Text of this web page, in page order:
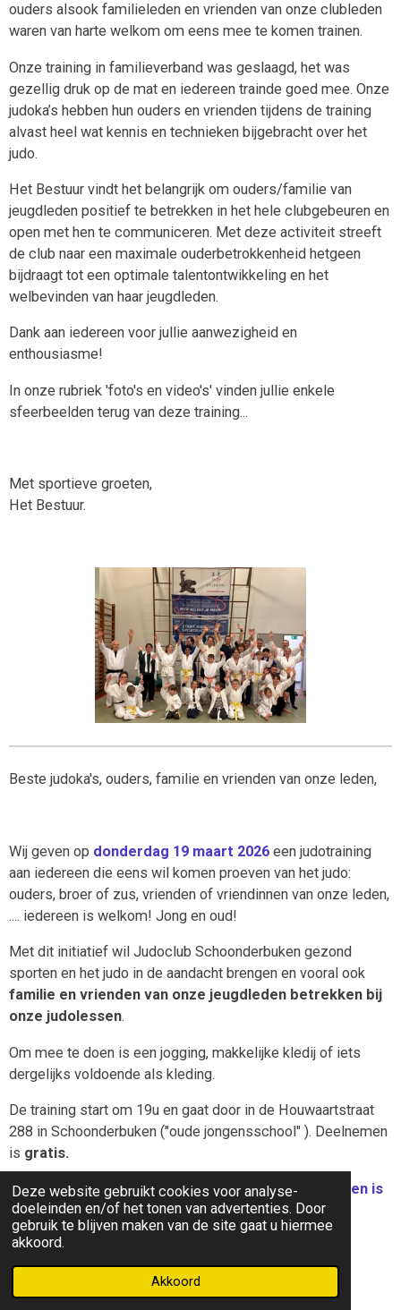
Deze website gebruikt cookies voor analyse-
doeleinden en/of het tonen van advertenties. Door
gebruik te blijven maken van de site gaat u hiermee
akkoord.
Akkoord
ouders alsook familieleden en vrienden van onze clubleden
waren van harte welkom om eens mee te komen trainen.
Onze training in familieverband was geslaagd, het was
gezellig druk op de mat en iedereen trainde goed mee. Onze
judoka’s hebben hun ouders en vrienden tijdens de training
alvast heel wat kennis en technieken bijgebracht over het
judo.
Het Bestuur vindt het belangrijk om ouders/familie van
jeugdleden positief te betrekken in het hele clubgebeuren en
open met hen te communiceren. Met deze activiteit streeft
de club naar een maximale ouderbetrokkenheid hetgeen
bijdraagt tot een optimale talentontwikkeling en het
welbevinden van haar jeugdleden.
Dank aan iedereen voor jullie aanwezigheid en
enthousiasme!
In onze rubriek 'foto's en video's' vinden jullie enkele
sfeerbeelden terug van deze training...
Met sportieve groeten,
Het Bestuur.
Beste judoka's, ouders, familie en vrienden van onze leden,
Wij geven op donderdag 19 maart 2026 een judotraining
aan iedereen die eens wil komen proeven van het judo:
ouders, broer of zus, vrienden of vriendinnen van onze leden,
.... iedereen is welkom! Jong en oud!
Met dit initiatief wil Judoclub Schoonderbuken gezond
sporten en het judo in de aandacht brengen en vooral ook
familie en vrienden van onze jeugdleden betrekken bij
onze judolessen.
Om mee te doen is een jogging, makkelijke kledij of iets
dergelijks voldoende als kleding.
De training start om 19u en gaat door in de Houwaartstraat
288 in Schoonderbuken ("oude jongensschool" ). Deelnemen
is gratis.
Breng dus gerust familie en vrienden mee, iedereen is
welkom op onze tatami!
Tot dan.